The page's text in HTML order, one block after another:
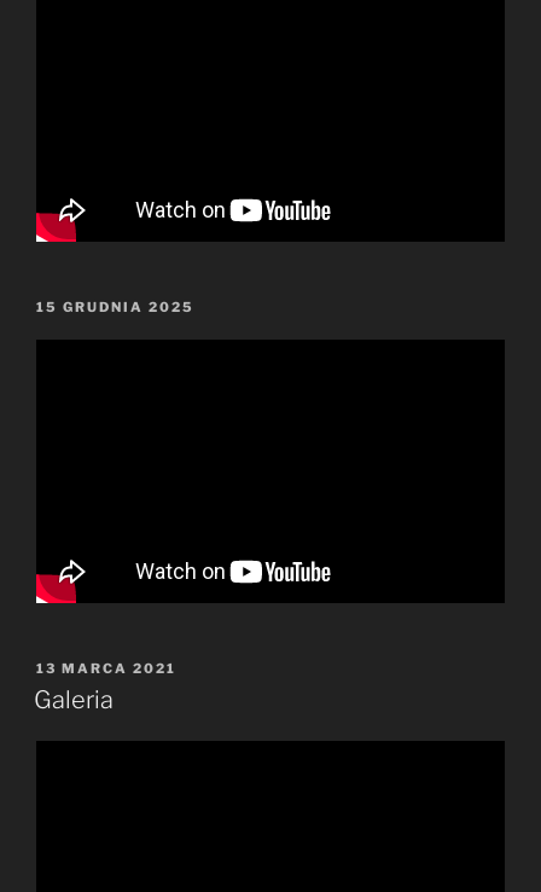
OPUBLIKOWANE
15 GRUDNIA 2025
OPUBLIKOWANE
W
13 MARCA 2021
Galeria